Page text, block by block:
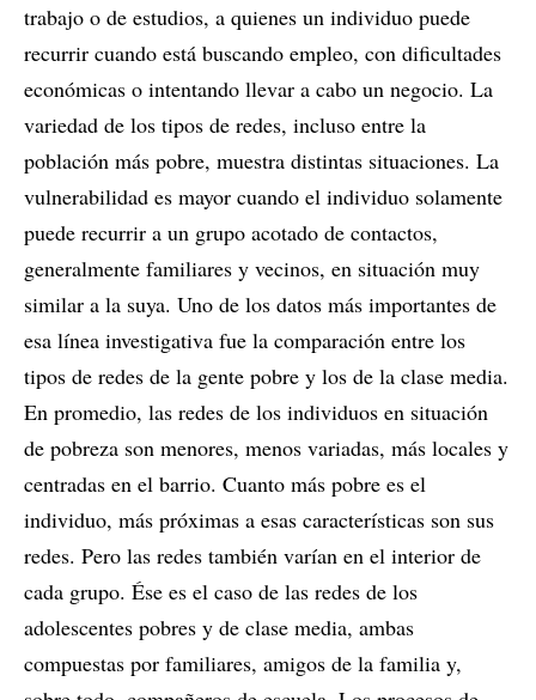
trabajo o de estudios, a quienes un individuo puede
recurrir cuando está buscando empleo, con dificultades
económicas o intentando llevar a cabo un negocio. La
variedad de los tipos de redes, incluso entre la
población más pobre, muestra distintas situaciones. La
vulnerabilidad es mayor cuando el individuo solamente
puede recurrir a un grupo acotado de contactos,
generalmente familiares y vecinos, en situación muy
similar a la suya. Uno de los datos más importantes de
esa línea investigativa fue la comparación entre los
tipos de redes de la gente pobre y los de la clase media.
En promedio, las redes de los individuos en situación
de pobreza son menores, menos variadas, más locales y
centradas en el barrio. Cuanto más pobre es el
individuo, más próximas a esas características son sus
redes. Pero las redes también varían en el interior de
cada grupo. Ése es el caso de las redes de los
adolescentes pobres y de clase media, ambas
compuestas por familiares, amigos de la familia y,